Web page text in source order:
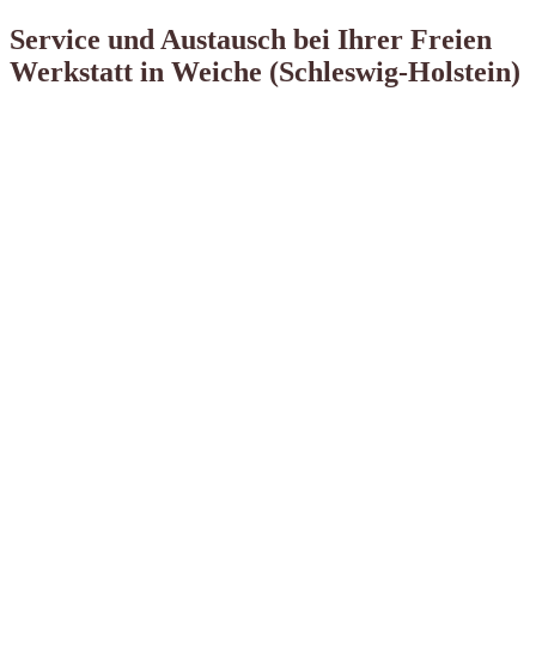
Service und Austausch bei Ihrer Freien
Werkstatt in Weiche (Schleswig-Holstein)